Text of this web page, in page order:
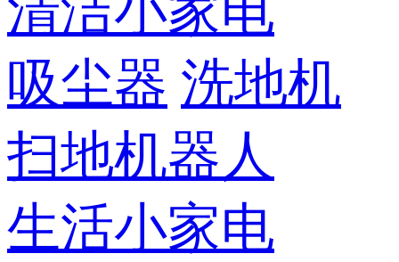
吸尘器 洗地机
扫地机器人
生活小家电